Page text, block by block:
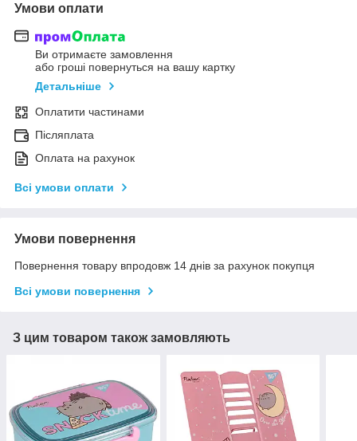
Умови оплати
Ви отримаєте замовлення
або гроші повернуться на вашу картку
Детальніше
Оплатити частинами
Післяплата
Оплата на рахунок
Всі умови оплати
Умови повернення
Повернення товару впродовж 14 днів за рахунок покупця
Всі умови повернення
З цим товаром також замовляють